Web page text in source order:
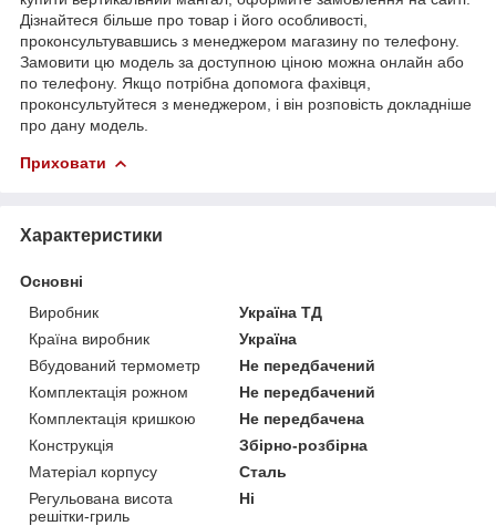
Дізнайтеся більше про товар і його особливості,
проконсультувавшись з менеджером магазину по телефону.
Замовити цю модель за доступною ціною можна онлайн або
по телефону. Якщо потрібна допомога фахівця,
проконсультуйтеся з менеджером, і він розповість докладніше
про дану модель.
Приховати
Характеристики
Основні
Виробник
Україна ТД
Країна виробник
Україна
Вбудований термометр
Не передбачений
Комплектація рожном
Не передбачений
Комплектація кришкою
Не передбачена
Конструкція
Збірно-розбірна
Матеріал корпусу
Сталь
Регульована висота
решітки-гриль
Ні